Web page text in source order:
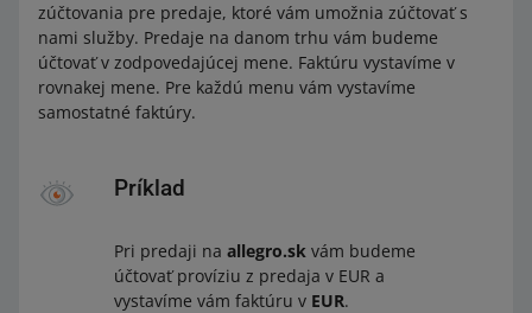
zúčtovania pre predaje, ktoré vám umožnia zúčtovať s
nami služby. Predaje na danom trhu vám budeme
účtovať v zodpovedajúcej mene. Faktúru vystavíme v
rovnakej mene. Pre každú menu vám vystavíme
samostatné faktúry.
Príklad
Pri predaji na allegro.sk vám budeme
účtovať províziu z predaja v EUR a
vystavíme vám faktúru v EUR.